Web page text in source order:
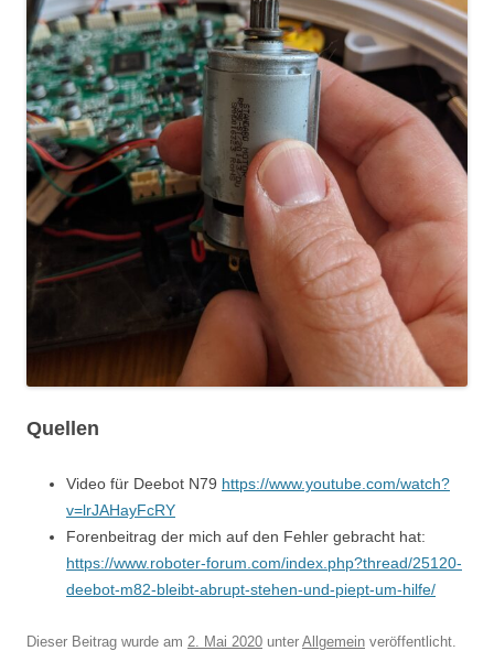
Quellen
Video für Deebot N79 https://www.youtube.com/watch?
v=lrJAHayFcRY
Forenbeitrag der mich auf den Fehler gebracht hat:
https://www.roboter-forum.com/index.php?thread/25120-
deebot-m82-bleibt-abrupt-stehen-und-piept-um-hilfe/
Dieser Beitrag wurde am 2. Mai 2020 unter Allgemein veröffentlicht.